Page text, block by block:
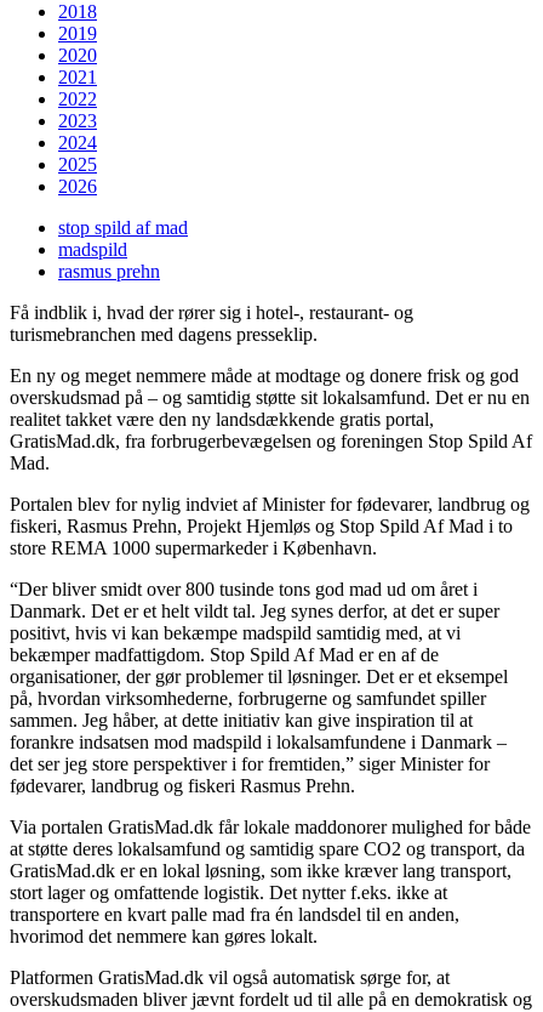
2018
2019
2020
2021
2022
2023
2024
2025
2026
stop spild af mad
madspild
rasmus prehn
Få indblik i, hvad der rører sig i hotel-, restaurant- og
turismebranchen med dagens presseklip.
En ny og meget nemmere måde at modtage og donere frisk og god
overskudsmad på – og samtidig støtte sit lokalsamfund. Det er nu en
realitet takket være den ny landsdækkende gratis portal,
GratisMad.dk, fra forbrugerbevægelsen og foreningen Stop Spild Af
Mad.
Portalen blev for nylig indviet af Minister for fødevarer, landbrug og
fiskeri, Rasmus Prehn, Projekt Hjemløs og Stop Spild Af Mad i to
store REMA 1000 supermarkeder i København.
“Der bliver smidt over 800 tusinde tons god mad ud om året i
Danmark. Det er et helt vildt tal. Jeg synes derfor, at det er super
positivt, hvis vi kan bekæmpe madspild samtidig med, at vi
bekæmper madfattigdom. Stop Spild Af Mad er en af de
organisationer, der gør problemer til løsninger. Det er et eksempel
på, hvordan virksomhederne, forbrugerne og samfundet spiller
sammen. Jeg håber, at dette initiativ kan give inspiration til at
forankre indsatsen mod madspild i lokalsamfundene i Danmark –
det ser jeg store perspektiver i for fremtiden,” siger Minister for
fødevarer, landbrug og fiskeri Rasmus Prehn.
Via portalen GratisMad.dk får lokale maddonorer mulighed for både
at støtte deres lokalsamfund og samtidig spare CO2 og transport, da
GratisMad.dk er en lokal løsning, som ikke kræver lang transport,
stort lager og omfattende logistik. Det nytter f.eks. ikke at
transportere en kvart palle mad fra én landsdel til en anden,
hvorimod det nemmere kan gøres lokalt.
Platformen GratisMad.dk vil også automatisk sørge for, at
overskudsmaden bliver jævnt fordelt ud til alle på en demokratisk og